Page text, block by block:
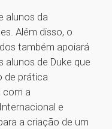
alunos da
Além disso, o
também apoiará
alunos de Duke que
de prática
com a
e
a criação de um